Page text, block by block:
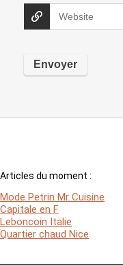
Articles du moment :
Mode Petrin Mr Cuisine
Capitale en F
Leboncoin Italie
Quartier chaud Nice